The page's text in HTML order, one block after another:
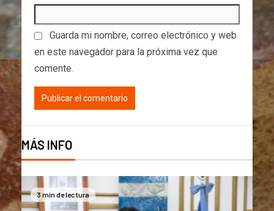
Guarda mi nombre, correo electrónico y web
en este navegador para la próxima vez que
comente.
MÁS INFO
3 min de lectura